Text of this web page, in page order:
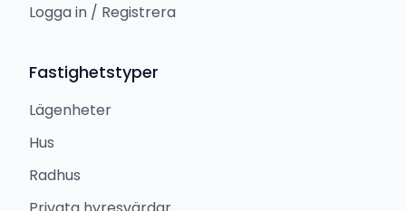
Logga in / Registrera
Fastighetstyper
Lägenheter
Hus
Radhus